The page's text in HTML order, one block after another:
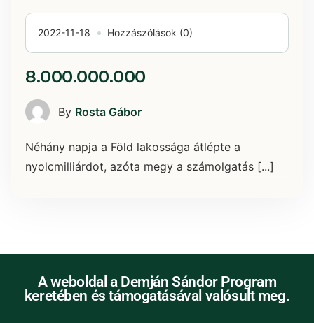
2022-11-18 Hozzászólások (0)
8.000.000.000
By Rosta Gábor
Néhány napja a Föld lakossága átlépte a
nyolcmilliárdot, azóta megy a számolgatás [...]
A weboldal a Demján Sándor Program
keretében és támogatásával valósult meg.